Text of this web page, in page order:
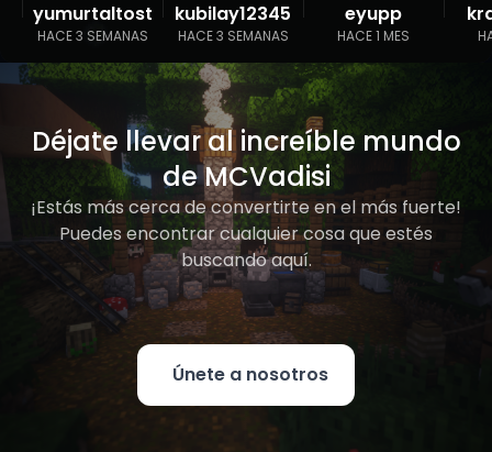
yumurtaltost
HACE 3 SEMANAS
kubilay12345
HACE 3 SEMANAS
eyupp
HACE 1 MES
Déjate llevar al increíble mundo
de MCVadisi
¡Estás más cerca de convertirte en el más fuerte!
Puedes encontrar cualquier cosa que estés
buscando aquí.
Únete a nosotros